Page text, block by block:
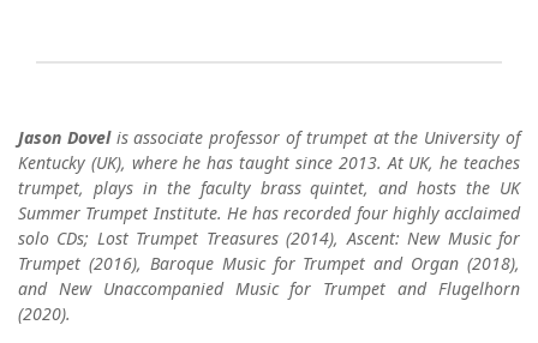
Jason Dovelis associate professor of trumpet at the University of
Kentucky (UK), where he has taught since 2013. At UK, he teaches
trumpet, plays in the faculty brass quintet, and hosts the UK
Summer Trumpet Institute. He has recorded four highly acclaimed
solo CDs; Lost Trumpet Treasures (2014), Ascent: New Music for
Trumpet (2016), Baroque Music for Trumpet and Organ (2018),
and New Unaccompanied Music for Trumpet and Flugelhorn
(2020).